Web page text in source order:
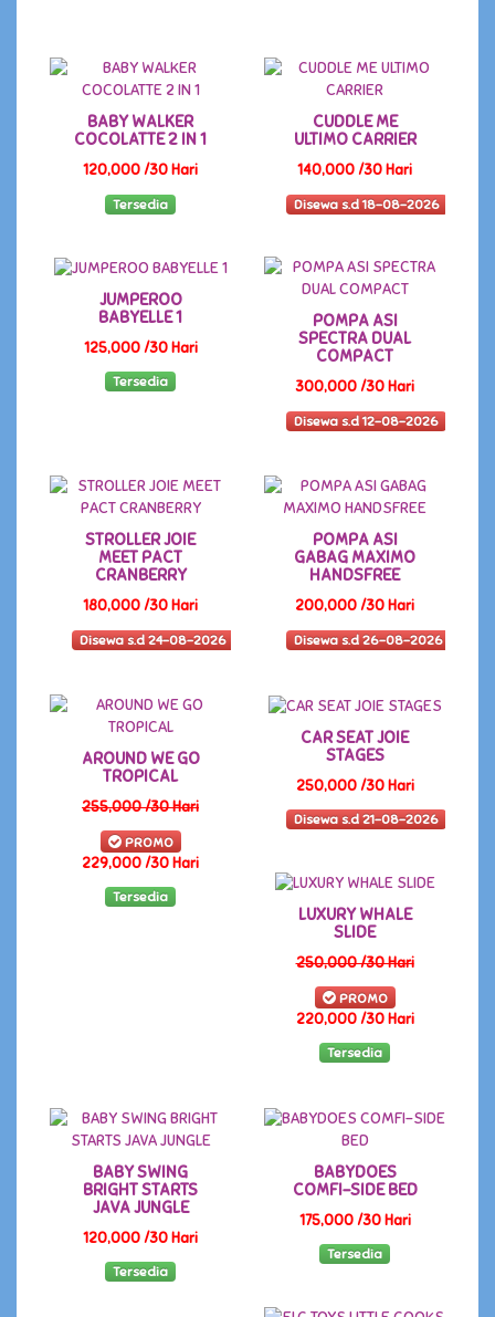
BABY WALKER
COCOLATTE 2 IN 1
120,000 /30 Hari
Tersedia
CUDDLE ME
ULTIMO CARRIER
140,000 /30 Hari
Disewa s.d 18-08-2026
JUMPEROO
BABYELLE 1
125,000 /30 Hari
Tersedia
POMPA ASI
SPECTRA DUAL
COMPACT
300,000 /30 Hari
Disewa s.d 12-08-2026
STROLLER JOIE
MEET PACT
CRANBERRY
180,000 /30 Hari
Disewa s.d 24-08-2026
POMPA ASI
GABAG MAXIMO
HANDSFREE
200,000 /30 Hari
Disewa s.d 26-08-2026
AROUND WE GO
TROPICAL
255,000 /30 Hari
PROMO
229,000 /30 Hari
Tersedia
CAR SEAT JOIE
STAGES
250,000 /30 Hari
Disewa s.d 21-08-2026
LUXURY WHALE
SLIDE
250,000 /30 Hari
PROMO
220,000 /30 Hari
Tersedia
BABY SWING
BRIGHT STARTS
JAVA JUNGLE
120,000 /30 Hari
Tersedia
BABYDOES
COMFI-SIDE BED
175,000 /30 Hari
Tersedia